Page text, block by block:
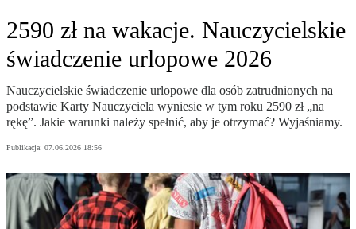
2590 zł na wakacje. Nauczycielskie
świadczenie urlopowe 2026
Nauczycielskie świadczenie urlopowe dla osób zatrudnionych na
podstawie Karty Nauczyciela wyniesie w tym roku 2590 zł „na
rękę”. Jakie warunki należy spełnić, aby je otrzymać? Wyjaśniamy.
Publikacja: 07.06.2026 18:56